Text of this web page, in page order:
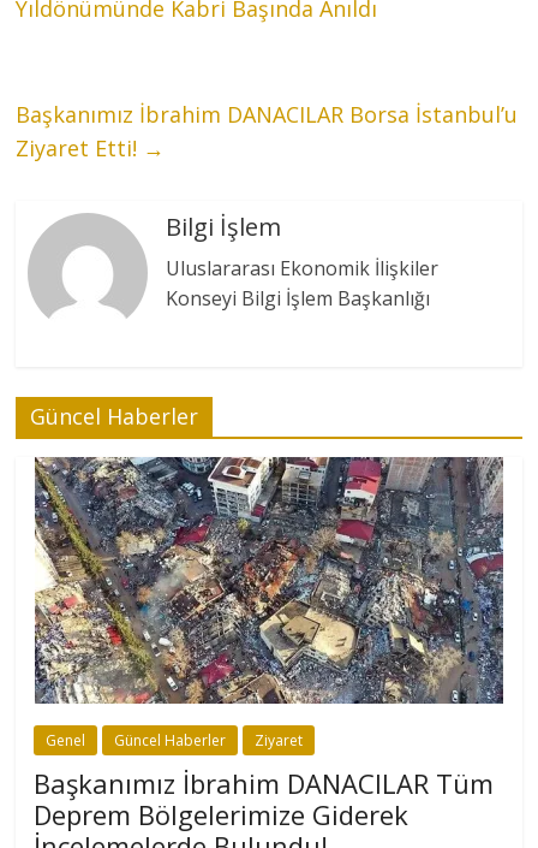
Yıldönümünde Kabri Başında Anıldı
Başkanımız İbrahim DANACILAR Borsa İstanbul’u
Ziyaret Etti! →
Bilgi İşlem
Uluslararası Ekonomik İlişkiler
Konseyi Bilgi İşlem Başkanlığı
Güncel Haberler
Genel Güncel Haberler Ziyaret
Başkanımız İbrahim DANACILAR Tüm
Deprem Bölgelerimize Giderek